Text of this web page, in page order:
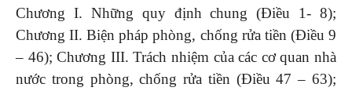
Chương I. Những quy định chung (Điều 1- 8);
Chương II. Biện pháp phòng, chống rửa tiền (Điều 9
– 46); Chương III. Trách nhiệm của các cơ quan nhà
nước trong phòng, chống rửa tiền (Điều 47 – 63);